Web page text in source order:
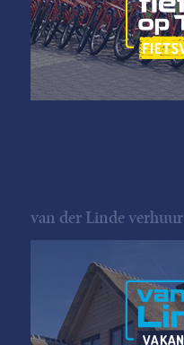
van der Linde verhuur